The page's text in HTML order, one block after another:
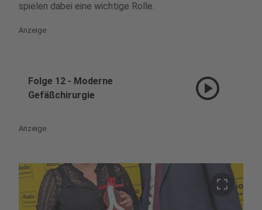
spielen dabei eine wichtige Rolle.
Anzeige
Folge 12 - Moderne
Gefäßchirurgie
play_circle
Anzeige
crop_free